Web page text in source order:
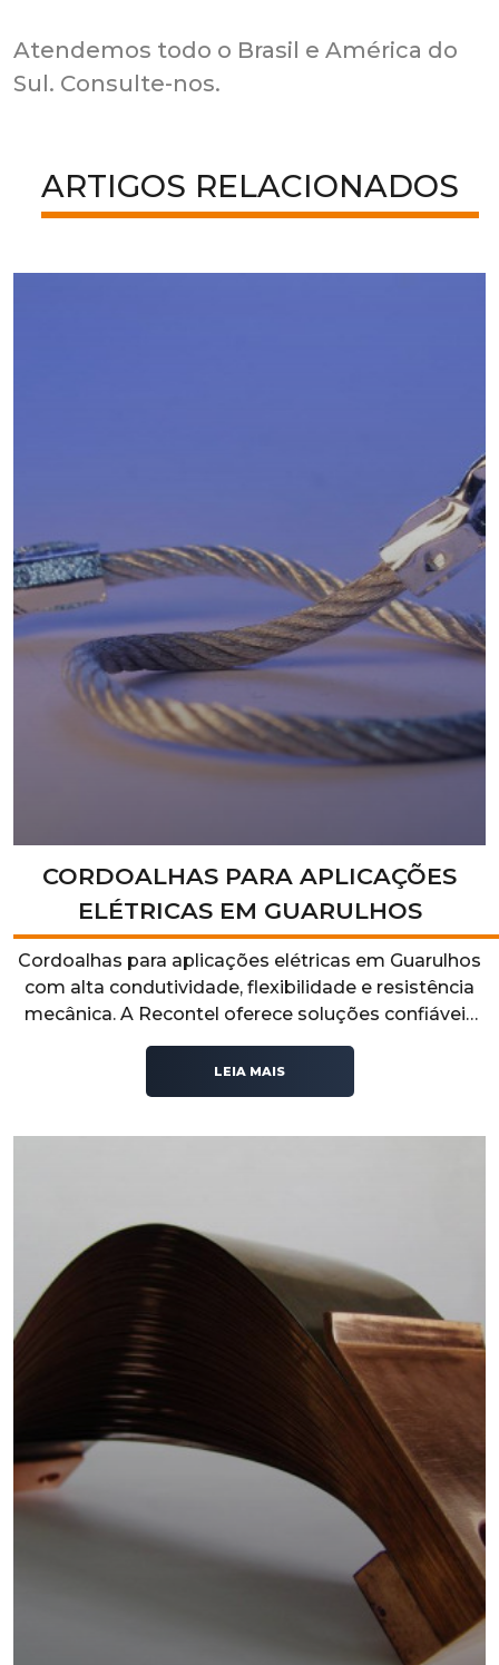
Atendemos todo o Brasil e América do
Sul. Consulte-nos.
ARTIGOS RELACIONADOS
CORDOALHAS PARA APLICAÇÕES
ELÉTRICAS EM GUARULHOS
Cordoalhas para aplicações elétricas em Guarulhos
com alta condutividade, flexibilidade e resistência
mecânica. A Recontel oferece soluções confiáveis
para sistemas elétricos industriais, garantindo
segurança, eficiência e excelente desempenho
operacional.
LEIA MAIS